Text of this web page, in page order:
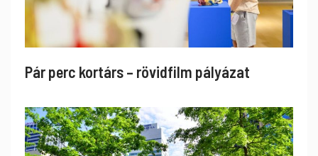
Pár perc kortárs – rövidfilm pályázat